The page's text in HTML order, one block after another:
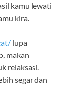
kamu lewati
kira.
lupa
makan
relaksasi.
segar dan